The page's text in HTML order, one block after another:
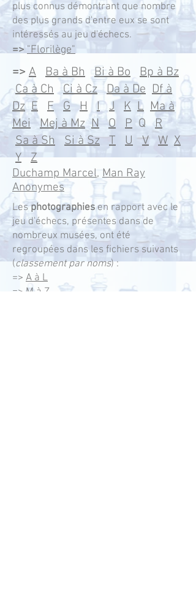
plus connus démontrant que nombre
des plus grands d'entre eux se sont
intéressés au jeu d'échecs.
=> "Florilège"
=> A Ba à Bh Bi à Bo
Bp à Bz
Ca à Ch
Ci à Cz Da à De Df à
Dz E F G H I J K L Ma à
Mei
Mej à Mz N O P QR
Sa à Sh
Si à Sz T U V W X
Y
Z
Duchamp Marcel, Man Ray
Anonymes
Lesphotographiesen rapport avec le
jeu d'échecs, présentes dans de
nombreux musées, ont été
regroupées dans les fichiers suivants
(classement par noms) :
=> A à L
=> M à Z